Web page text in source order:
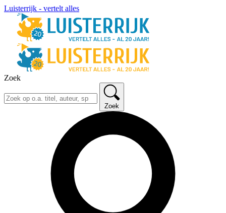
Luisterrijk - vertelt alles
Zoek
Zoek